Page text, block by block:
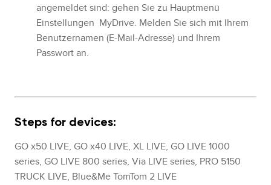
angemeldet sind: gehen Sie zu Hauptmenü
Einstellungen MyDrive. Melden Sie sich mit Ihrem
Benutzernamen (E-Mail-Adresse) und Ihrem
Passwort an.
Steps for devices:
GO x50 LIVE, GO x40 LIVE, XL LIVE, GO LIVE 1000
series, GO LIVE 800 series, Via LIVE series, PRO 5150
TRUCK LIVE, Blue&Me TomTom 2 LIVE